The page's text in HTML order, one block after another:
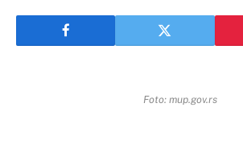
Foto: mup.gov.rs